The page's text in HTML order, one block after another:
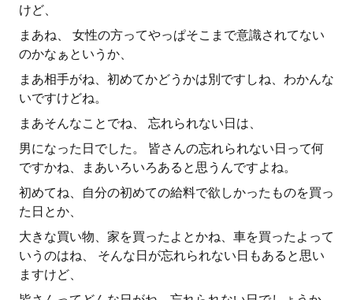
けど、
まあね、 女性の方ってやっぱそこまで意識されてない
のかなぁというか、
まあ相手がね、初めてかどうかは別ですしね、わかんな
いですけどね。
まあそんなことでね、 忘れられない日は、
男になった日でした。 皆さんの忘れられない日って何
ですかね、まあいろいろあると思うんですよね。
初めてね、自分の初めての給料で欲しかったものを買っ
た日とか、
大きな買い物、家を買ったよとかね、車を買ったよって
いうのはね、 そんな日が忘れられない日もあると思い
ますけど、